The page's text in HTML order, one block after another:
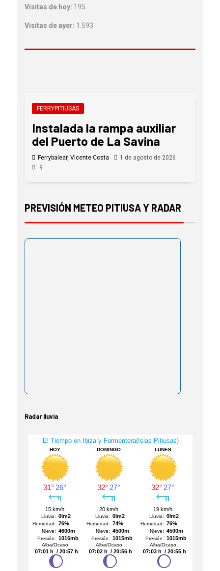
Visitas de hoy: 195
Visitas de ayer: 1.593
FERRYPITIUSAS
Instalada la rampa auxiliar
del Puerto de La Savina
Ferrybalear, Vicente Costa
1 de agosto de 2026
9
PREVISIÓN METEO PITIUSA Y RADAR
Radar lluvia